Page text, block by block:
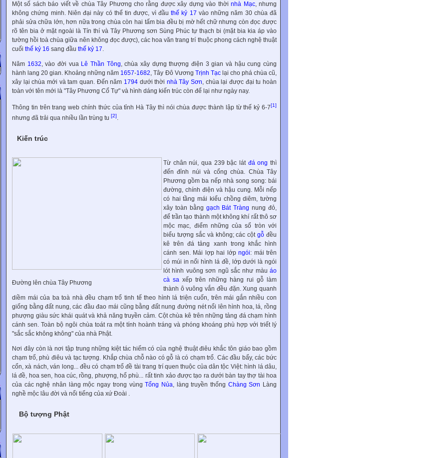
Một số sách báo viết về chùa Tây Phương cho rằng được xây dựng vào thờinhà Mạc, nhưng
không chứng minh. Niên đại này có thể tin được, vì đầu thế kỷ 17 vào những năm 30 chùa đã
phải sửa chữa lớn, hơn nữa trong chùa còn hai tấm bia đều bị mờ hết chữ nhưng còn đọc được
rõ tên bia ở mặt ngoài là Tín thí và Tây Phương sơn Sùng Phúc tự thạch bi (mặt bia kia áp vào
tường hồi toà chùa giữa nên không đọc được), các hoa văn trang trí thuộc phong cách nghệ thuật
cuối thế kỷ 16 sang đầu thế kỷ 17.
Năm 1632, vào đời vua Lê Thần Tông, chùa xây dựng thượng điện 3 gian và hậu cung cùng
hành lang 20 gian. Khoảng những năm 1657-1682, Tây Đô Vương Trịnh Tạclại cho phá chùa cũ,
xây lại chùa mới và tam quan. Đến năm 1794dưới thời nhà Tây Sơn, chùa lại được đại tu hoàn
toàn với tên mới là "Tây Phương Cổ Tự" và hình dáng kiến trúc còn để lại như ngày nay.
Thông tin trên trang web chính thức của tỉnh Hà Tây thì nói chùa được thành lập từ thế kỷ 6-7[1]
nhưng đã trải qua nhiều lần trùng tu [2].
Kiến trúc
Đường lên chùa Tây Phương
Từ chân núi, qua 239 bậc lát đá ong thì
đến đỉnh núi và cổng chùa. Chùa Tây
Phương gồm ba nếp nhà song song: bái
đường, chính điện và hậu cung. Mỗi nếp
có hai tầng mái kiểu chồng diêm, tường
xây toàn bằng gạch Bát Tràng nung đỏ,
để trần tạo thành một không khí rất thô sơ
mộc mạc, điểm những của sổ tròn với
biểu tượng sắc và không; các cộtgỗ đều
kê trên đá tảng xanh trong khắc hình
cánh sen. Mái lợp hai lớp ngói: mái trên
có múi in nổi hình lá đề, lớp dưới là ngói
lót hình vuông sơn ngũ sắc như màu áo
cà sa xếp trên những hàng rui gỗ làm
thành ô vuông vắn đều đặn. Xung quanh
diềm mái của ba toà nhà đều chạm trổ tinh tế theo hình lá triện cuốn, trên mái gắn nhiều con
giống bằng đất nung, các đầu đao mái cũng bằng đất nung đường nét nổi lên hình hoa, lá, rồng
phượng giàu sức khái quát và khả năng truyền cảm. Cột chùa kê trên những tảng đá chạm hình
cánh sen. Toàn bộ ngôi chùa toát ra một tính hoành tráng và phóng khoáng phù hợp với triết lý
"sắc sắc không không" của nhà Phật.
Nơi đây còn là nơi tập trung những kiệt tác hiếm có của nghệ thuật điêu khắc tôn giáo bao gồm
chạm trổ, phù điêu và tạc tượng. Khắp chùa chỗ nào có gỗ là có chạm trổ. Các đầu bẩy, các bức
cổn, xà nách, ván long... đều có chạm trổ đề tài trang trí quen thuộc của dân tộc Việt: hình lá dâu,
lá đề, hoa sen, hoa cúc, rồng, phượng, hổ phù... rất tinh xảo được tạo ra dưới bàn tay thợ tài hoa
của các nghệ nhân làng mộc ngay trong vùngTổng Nủa, làng truyền thống Chàng Sơn Làng
nghề mộc lâu đời và nổi tiếng của xứ Đoài .
Bộ tượng Phật